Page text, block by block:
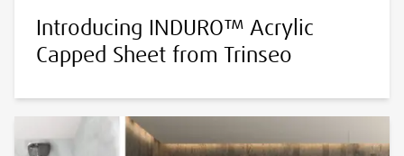
Introducing INDURO™ Acrylic
Capped Sheet from Trinseo